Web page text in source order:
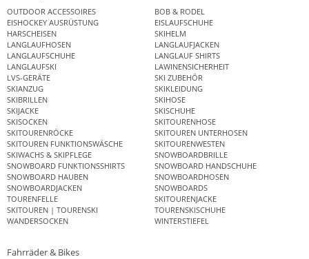
OUTDOOR ACCESSOIRES
BOB & RODEL
EISHOCKEY AUSRÜSTUNG
EISLAUFSCHUHE
HARSCHEISEN
SKIHELM
LANGLAUFHOSEN
LANGLAUFJACKEN
LANGLAUFSCHUHE
LANGLAUF SHIRTS
LANGLAUFSKI
LAWINENSICHERHEIT
LVS-GERÄTE
SKI ZUBEHÖR
SKIANZUG
SKIKLEIDUNG
SKIBRILLEN
SKIHOSE
SKIJACKE
SKISCHUHE
SKISOCKEN
SKITOURENHOSE
SKITOURENRÖCKE
SKITOUREN UNTERHOSEN
SKITOUREN FUNKTIONSWÄSCHE
SKITOURENWESTEN
SKIWACHS & SKIPFLEGE
SNOWBOARDBRILLE
SNOWBOARD FUNKTIONSSHIRTS
SNOWBOARD HANDSCHUHE
SNOWBOARD HAUBEN
SNOWBOARDHOSEN
SNOWBOARDJACKEN
SNOWBOARDS
TOURENFELLE
SKITOURENJACKE
SKITOUREN | TOURENSKI
TOURENSKISCHUHE
WANDERSOCKEN
WINTERSTIEFEL
Fahrräder & Bikes